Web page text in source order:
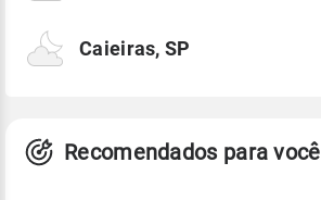
Caieiras, SP
Recomendados para você